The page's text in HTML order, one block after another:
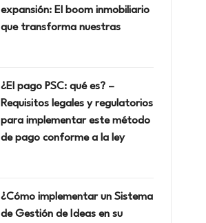
expansión: El boom inmobiliario
que transforma nuestras
¿El pago PSC: qué es? –
Requisitos legales y regulatorios
para implementar este método
de pago conforme a la ley
¿Cómo implementar un Sistema
de Gestión de Ideas en su